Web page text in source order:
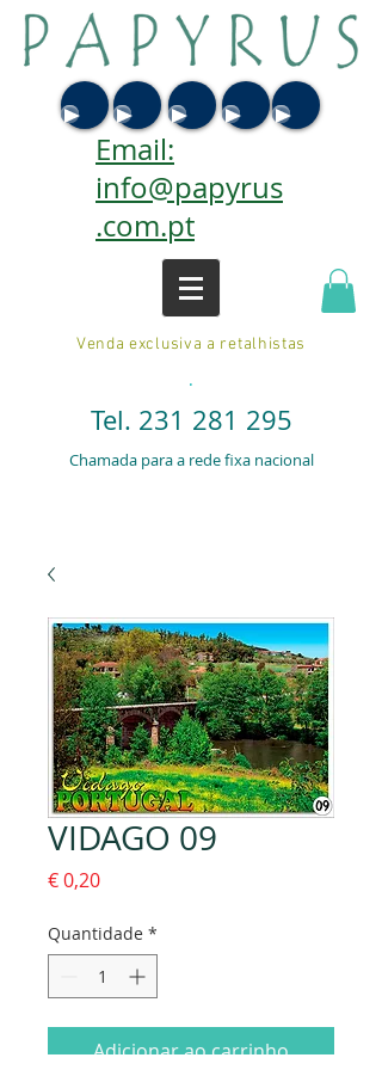
Email:
info@papyrus
.com.pt
Venda exclusiva a retalhistas
.
Tel. 231 281 295
Chamada para a rede fixa nacional
VIDAGO 09
€ 0,20Preço
Quantidade *
Adicionar ao carrinho